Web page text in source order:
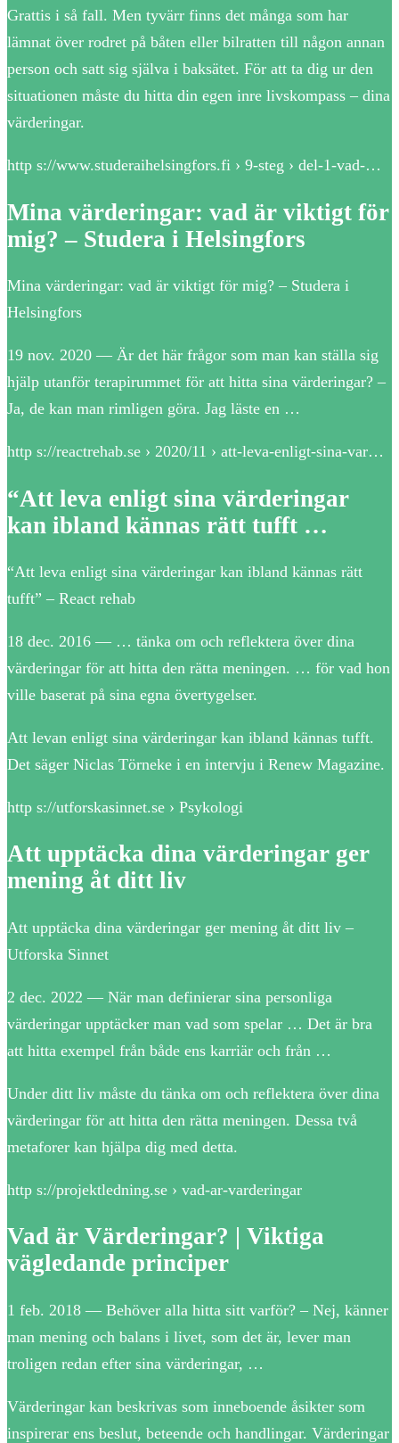
Grattis i så fall. Men tyvärr finns det många som har
lämnat över rodret på båten eller bilratten till någon annan
person och satt sig själva i baksätet. För att ta dig ur den
situationen måste du hitta din egen inre livskompass – dina
värderingar.
http s://www.studeraihelsingfors.fi › 9-steg › del-1-vad-…
Mina värderingar: vad är viktigt för
mig? – Studera i Helsingfors
Mina värderingar: vad är viktigt för mig? – Studera i
Helsingfors
19 nov. 2020 — Är det här frågor som man kan ställa sig
hjälp utanför terapirummet för att hitta sina värderingar? –
Ja, de kan man rimligen göra. Jag läste en …
http s://reactrehab.se › 2020/11 › att-leva-enligt-sina-var…
“Att leva enligt sina värderingar
kan ibland kännas rätt tufft …
“Att leva enligt sina värderingar kan ibland kännas rätt
tufft” – React rehab
18 dec. 2016 — … tänka om och reflektera över dina
värderingar för att hitta den rätta meningen. … för vad hon
ville baserat på sina egna övertygelser.
Att levan enligt sina värderingar kan ibland kännas tufft.
Det säger Niclas Törneke i en intervju i Renew Magazine.
http s://utforskasinnet.se › Psykologi
Att upptäcka dina värderingar ger
mening åt ditt liv
Att upptäcka dina värderingar ger mening åt ditt liv –
Utforska Sinnet
2 dec. 2022 — När man definierar sina personliga
värderingar upptäcker man vad som spelar … Det är bra
att hitta exempel från både ens karriär och från …
Under ditt liv måste du tänka om och reflektera över dina
värderingar för att hitta den rätta meningen. Dessa två
metaforer kan hjälpa dig med detta.
http s://projektledning.se › vad-ar-varderingar
Vad är Värderingar? | Viktiga
vägledande principer
1 feb. 2018 — Behöver alla hitta sitt varför? – Nej, känner
man mening och balans i livet, som det är, lever man
troligen redan efter sina värderingar, …
Värderingar kan beskrivas som inneboende åsikter som
inspirerar ens beslut, beteende och handlingar. Värderingar